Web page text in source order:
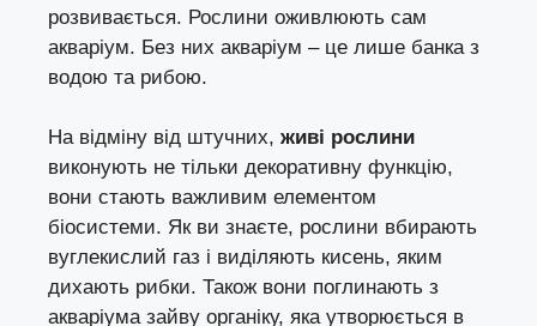
розвивається. Рослини оживлюють сам
акваріум. Без них акваріум – це лише банка з
водою та рибою.
На відміну від штучних, живі рослини
виконують не тільки декоративну функцію,
вони стають важливим елементом
біосистеми. Як ви знаєте, рослини вбирають
вуглекислий газ і виділяють кисень, яким
дихають рибки. Також вони поглинають з
акваріума зайву органіку, яка утворюється в